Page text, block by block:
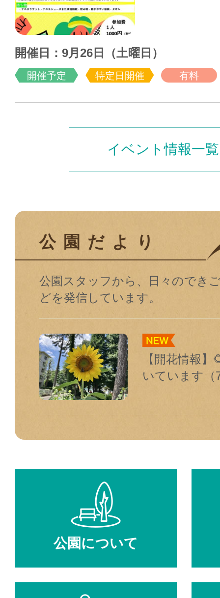
開催日：9月26日（土曜日）
開催予定 特定日開催 有料
イベント情報一
公園だより
公園スタッフから、⽇々のでき
どを発信しています。
【開花情報
いています（
公園について